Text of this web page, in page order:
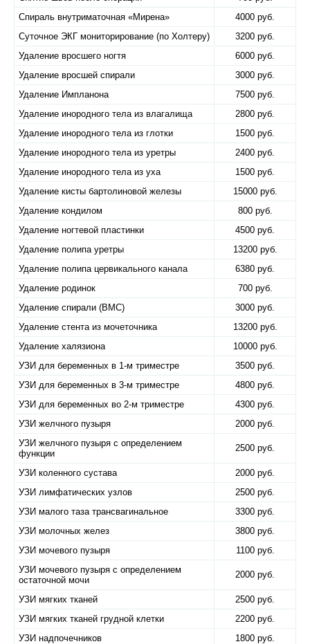
Спираль внутриматочная «​Мирена»
4000 руб.
Суточное ЭКГ мониторирование (по Холтеру)
3200 руб.
Удаление вросшего ногтя
6000 руб.
Удаление вросшей спирали
3000 руб.
Удаление Импланона
7500 руб.
Удаление инородного тела из влагалища
2800 руб.
Удаление инородного тела из глотки
1500 руб.
Удаление инородного тела из уретры
2400 руб.
Удаление инородного тела из уха
1500 руб.
Удаление кисты бартолиновой железы
15000 руб.
Удаление кондилом
800 руб.
Удаление ногтевой пластинки
4500 руб.
Удаление полипа уретры
13200 руб.
Удаление полипа цервикального канала
6380 руб.
Удаление родинок
700 руб.
Удаление спирали (ВМС)
3000 руб.
Удаление стента из мочеточника
13200 руб.
Удаление халязиона
10000 руб.
УЗИ для беременных в 1-м триместре
3500 руб.
УЗИ для беременных в 3-м триместре
4800 руб.
УЗИ для беременных во 2-м триместре
4300 руб.
УЗИ желчного пузыря
2000 руб.
УЗИ желчного пузыря с определением
функции
2500 руб.
УЗИ коленного сустава
2000 руб.
УЗИ лимфатических узлов
2500 руб.
УЗИ малого таза трансвагинальное
3300 руб.
УЗИ молочных желез
3800 руб.
УЗИ мочевого пузыря
1100 руб.
УЗИ мочевого пузыря с определением
остаточной мочи
2000 руб.
УЗИ мягких тканей
2500 руб.
УЗИ мягких тканей грудной клетки
2200 руб.
УЗИ надпочечников
1800 руб.